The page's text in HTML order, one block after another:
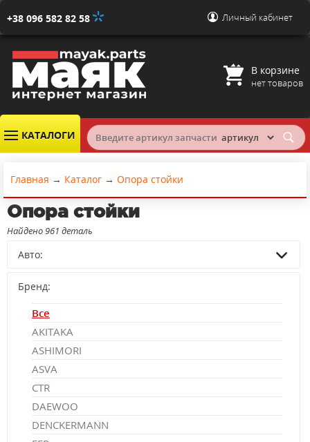
+38 096 582 82 58 Личный кабинет
В корзине
нет товаров
КАТАЛОГИ
Главная → Каталог → Опора стойки
Опора стойки
Найдено 961 деталь
Авто:
Бренд:
Все
AKITAKA
ASHIMORI
ASVA
CTR
DAEWOO
DENCKERMANN